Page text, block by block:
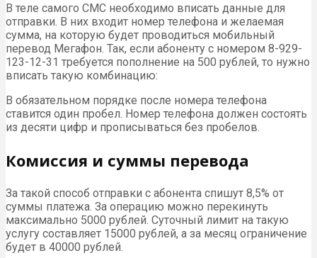
В теле самого СМС необходимо вписать данные для
отправки. В них входит номер телефона и желаемая
сумма, на которую будет проводиться мобильный
перевод Мегафон. Так, если абоненту с номером 8-929-
123-12-31 требуется пополнение на 500 рублей, то нужно
вписать такую комбинацию:
В обязательном порядке после номера телефона
ставится один пробел. Номер телефона должен состоять
из десяти цифр и прописываться без пробелов.
Комиссия и суммы перевода
За такой способ отправки с абонента спишут 8,5% от
суммы платежа. За операцию можно перекинуть
максимально 5000 рублей. Суточный лимит на такую
услугу составляет 15000 рублей, а за месяц ограничение
будет в 40000 рублей.